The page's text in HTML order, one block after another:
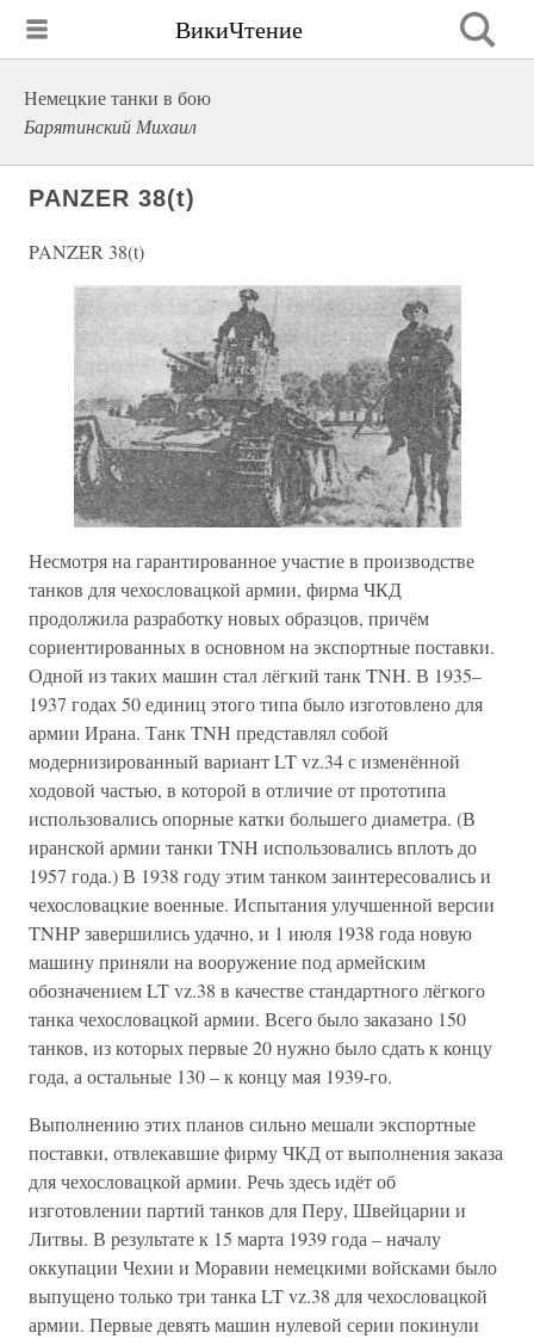
ВикиЧтение
Немецкие танки в бою
Барятинский Михаил
PANZER 38(t)
PANZER 38(t)
Несмотря на гарантированное участие в производстве
танков для чехословацкой армии, фирма ЧКД
продолжила разработку новых образцов, причём
сориентированных в основном на экспортные поставки.
Одной из таких машин стал лёгкий танк TNH. В 1935–
1937 годах 50 единиц этого типа было изготовлено для
армии Ирана. Танк TNH представлял собой
модернизированный вариант LT vz.34 с изменённой
ходовой частью, в которой в отличие от прототипа
использовались опорные катки большего диаметра. (В
иранской армии танки TNH использовались вплоть до
1957 года.) В 1938 году этим танком заинтересовались и
чехословацкие военные. Испытания улучшенной версии
TNHP завершились удачно, и 1 июля 1938 года новую
машину приняли на вооружение под армейским
обозначением LT vz.38 в качестве стандартного лёгкого
танка чехословацкой армии. Всего было заказано 150
танков, из которых первые 20 нужно было сдать к концу
года, а остальные 130 – к концу мая 1939-го.
Выполнению этих планов сильно мешали экспортные
поставки, отвлекавшие фирму ЧКД от выполнения заказа
для чехословацкой армии. Речь здесь идёт об
изготовлении партий танков для Перу, Швейцарии и
Литвы. В результате к 15 марта 1939 года – началу
оккупации Чехии и Моравии немецкими войсками было
выпущено только три танка LT vz.38 для чехословацкой
армии. Первые девять машин нулевой серии покинули